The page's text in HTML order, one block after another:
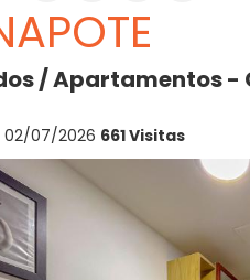
/ Apartamentos -
02/07/2026 661 Visitas